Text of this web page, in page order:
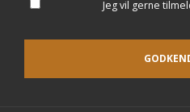
Jeg vil gerne